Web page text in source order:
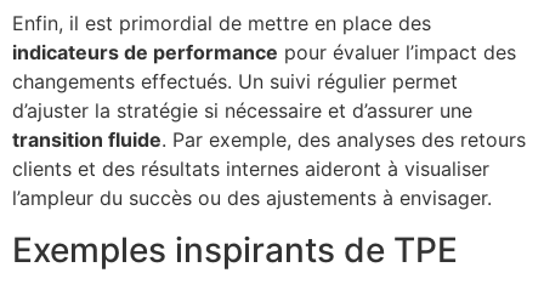
Enfin, il est primordial de mettre en place des
indicateurs de performance pour évaluer l’impact des
changements effectués. Un suivi régulier permet
d’ajuster la stratégie si nécessaire et d’assurer une
transition fluide. Par exemple, des analyses des retours
clients et des résultats internes aideront à visualiser
l’ampleur du succès ou des ajustements à envisager.
Exemples inspirants de TPE